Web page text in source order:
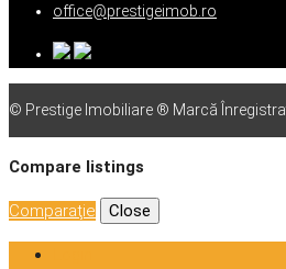
office@prestigeimob.ro
© Prestige Imobiliare ® Marcă
Compare listings
Comparaţie Close